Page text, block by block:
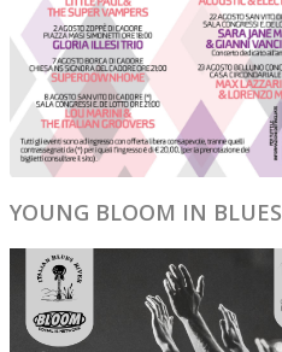
YOUNG BLOOM IN BLUES